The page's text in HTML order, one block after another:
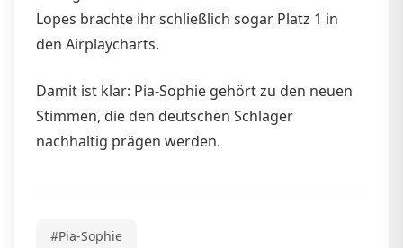
Lopes brachte ihr schließlich sogar Platz 1 in
den Airplaycharts.
Damit ist klar: Pia-Sophie gehört zu den neuen
Stimmen, die den deutschen Schlager
nachhaltig prägen werden.
#Pia-Sophie